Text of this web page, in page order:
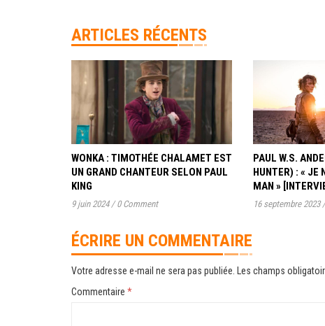
ARTICLES RÉCENTS
WONKA : TIMOTHÉE CHALAMET EST
UN GRAND CHANTEUR SELON PAUL
KING
9 juin 2024 / 0 Comment
PAUL W.S.
HUNTER) : « JE
MAN »
16 septembre 2023 /
ÉCRIRE UN COMMENTAIRE
Votre adresse e-mail ne sera pas publiée. Les champs
Commentaire *